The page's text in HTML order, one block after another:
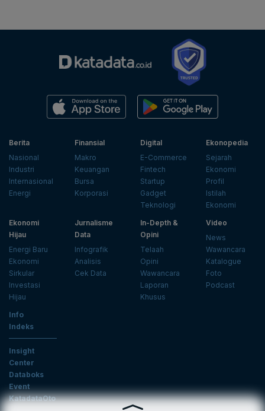
Berita
Nasional
Industri
Internasional
Energi
Finansial
Makro
Keuangan
Bursa
Korporasi
Digital
E-Commerce
Fintech
Startup
Gadget
Teknologi
Ekonopedia
Sejarah
Ekonomi
Profil
Istilah
Ekonomi
Ekonomi
Hijau
Energi Baru
Ekonomi
Sirkular
Investasi
Hijau
Jurnalisme
Data
Infografik
Analisis
Cek Data
In-Depth &
Opini
Telaah
Opini
Wawancara
Laporan
Khusus
Video
News
Wawancara
Katalogue
Foto
Podcast
Info
Indeks
Insight
Center
Databoks
Event
KatadataOto